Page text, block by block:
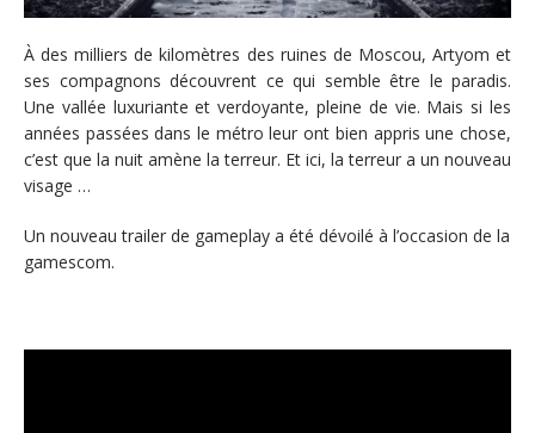
À des milliers de kilomètres des ruines de Moscou, Artyom et
ses compagnons découvrent ce qui semble être le paradis.
Une vallée luxuriante et verdoyante, pleine de vie. Mais si les
années passées dans le métro leur ont bien appris une chose,
c’est que la nuit amène la terreur. Et ici, la terreur a un nouveau
visage …
Un nouveau trailer de gameplay a été dévoilé à l’occasion de la
gamescom.